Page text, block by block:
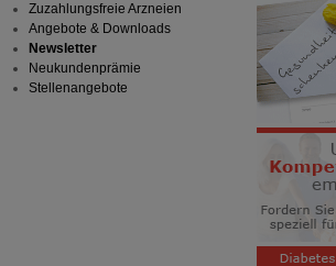
Zuzahlungsfreie Arzneien
Angebote & Downloads
Newsletter
Neukundenprämie
Stellenangebote